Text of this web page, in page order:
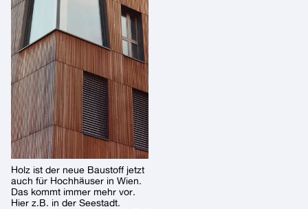
Holz ist der neue Baustoff jetzt
auch für Hochhäuser in Wien.
Das kommt immer mehr vor.
Hier z.B. in der Seestadt.